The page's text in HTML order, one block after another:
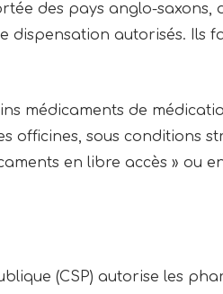
des pays anglo-saxons,
dispensation autorisés. Ils
médicaments de
officines, sous conditions
en libre accès » ou
(CSP) autorise les